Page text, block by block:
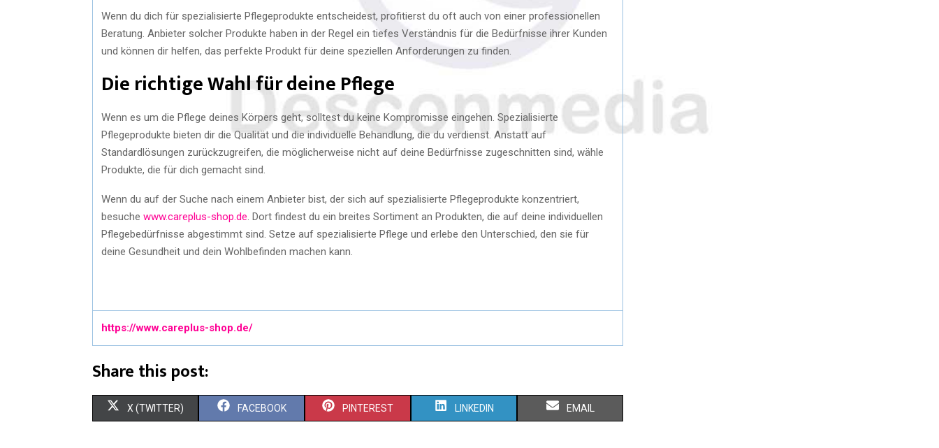
Wenn du dich für spezialisierte Pflegeprodukte entscheidest, profitierst du oft auch von einer professionellen
Beratung. Anbieter solcher Produkte haben in der Regel ein tiefes Verständnis für die Bedürfnisse ihrer Kunden
und können dir helfen, das perfekte Produkt für deine speziellen Anforderungen zu finden.
Die richtige Wahl für deine Pflege
Wenn es um die Pflege deines Körpers geht, solltest du keine Kompromisse eingehen. Spezialisierte
Pflegeprodukte bieten dir die Qualität und die individuelle Behandlung, die du verdienst. Anstatt auf
Standardlösungen zurückzugreifen, die möglicherweise nicht auf deine Bedürfnisse zugeschnitten sind, wähle
Produkte, die für dich gemacht sind.
Wenn du auf der Suche nach einem Anbieter bist, der sich auf spezialisierte Pflegeprodukte konzentriert,
besuche www.careplus-shop.de . Dort findest du ein breites Sortiment an Produkten, die auf deine individuellen
Pflegebedürfnisse abgestimmt sind. Setze auf spezialisierte Pflege und erlebe den Unterschied, den sie für
deine Gesundheit und dein Wohlbefinden machen kann.
https://www.careplus-shop.de/
Share this post:
X (TWITTER) FACEBOOK PINTEREST LINKEDIN EMAIL